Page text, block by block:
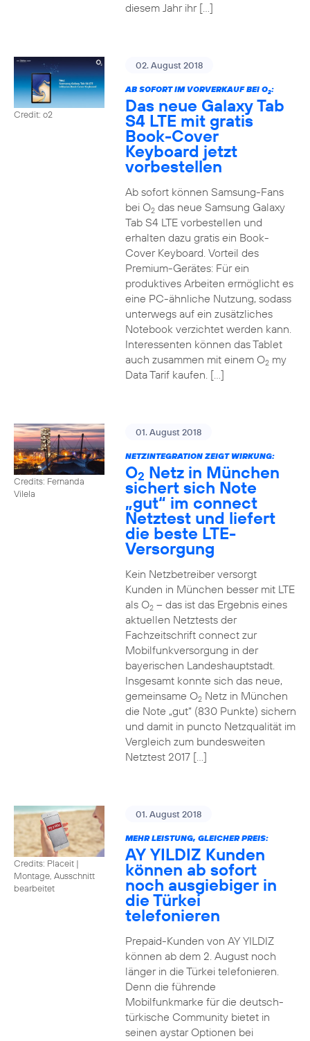
diesem Jahr ihr […]
Credit: o2
02. August 2018
AB SOFORT IM VORVERKAUF BEI O2:
Das neue Galaxy Tab
S4 LTE mit gratis
Book-Cover
Keyboard jetzt
vorbestellen
Ab sofort können Samsung-Fans
bei O2das neue Samsung Galaxy
Tab S4 LTE vorbestellen und
erhalten dazu gratis ein Book-
Cover Keyboard. Vorteil des
Premium-Gerätes: Für ein
produktives Arbeiten ermöglicht es
eine PC-ähnliche Nutzung, sodass
unterwegs auf ein zusätzliches
Notebook verzichtet werden kann.
Interessenten können das Tablet
auch zusammen mit einem O2my
Data Tarif kaufen. […]
Credits: Fernanda
Vilela
01. August 2018
NETZINTEGRATION ZEIGT WIRKUNG:
O2 Netz in München
sichert sich Note
„gut“ im connect
Netztest und liefert
die beste LTE-
Versorgung
Kein Netzbetreiber versorgt
Kunden in München besser mit LTE
als O2– das ist das Ergebnis eines
aktuellen Netztests der
Fachzeitschrift connect zur
Mobilfunkversorgung in der
bayerischen Landeshauptstadt.
Insgesamt konnte sich das neue,
gemeinsame O2Netz in München
die Note „gut“ (830 Punkte) sichern
und damit in puncto Netzqualität im
Vergleich zum bundesweiten
Netztest 2017 […]
Credits: Placeit |
Montage, Ausschnitt
bearbeitet
01. August 2018
MEHR LEISTUNG, GLEICHER PREIS:
AY YILDIZ Kunden
können ab sofort
noch ausgiebiger in
die Türkei
telefonieren
Prepaid-Kunden von AY YILDIZ
können ab dem 2. August noch
länger in die Türkei telefonieren.
Denn die führende
Mobilfunkmarke für die deutsch-
türkische Community bietet in
seinen aystar Optionen bei